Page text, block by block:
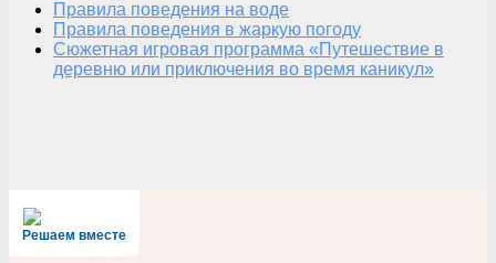
Правила поведения на воде
Правила поведения в жаркую погоду
Сюжетная игровая программа «Путешествие в
деревню или приключения во время каникул»
Решаем вместе